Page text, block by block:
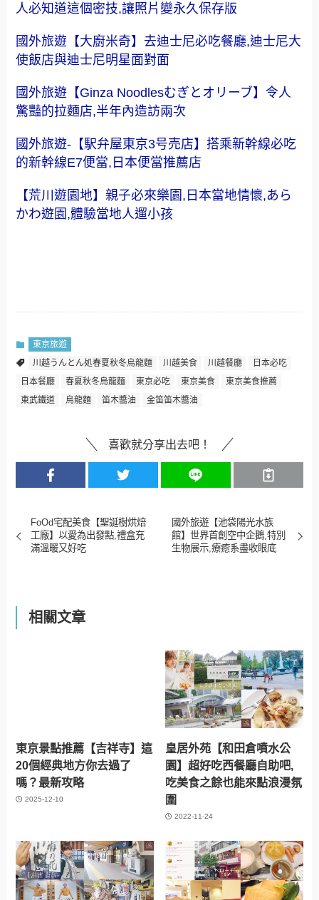
人必知道這個密技,讓照片變永久保存版
國外旅遊【大廚米奇】去迪士尼必吃餐廳,迪士尼大
使飯店與迪士尼明星面對面
國外旅遊【Ginza Noodlesむぎとオリーブ】令人
驚豔的拉麵店,半年內造訪兩次
國外旅遊-【駅弁屋東京3号売店】搭乘新幹線必吃
的新幹線E7便當,日本便當推薦店
【荒川遊園地】親子必來樂園,日本當地情懷,あら
かわ遊園,體驗當地人遛小孩
東京旅遊
川越うんとん処春夏秋冬烏龍麵
川越美食 川越餐廳
日本必吃
日本餐廳
春夏秋冬烏龍麵 東京必吃 東京美食
東京美食推薦
東武鐵道
烏龍麵 笛木醬油 金笛笛木醬油
喜歡就分享出去吧！
FoOd宅配美食【聖誕樹烘焙
工廠】以愛為出發點,禮盒充
滿溫暖又好吃
國外旅遊【池袋陽光水族
館】世界首創空中企鵝,特別
生物展示,療癒系盡收眼底
相關文章
東京景點推薦【吉祥寺】這
20個經典地方你去過了
嗎？最新攻略
2025-12-10
皇居外苑【和田倉噴水公
園】超好吃西餐廳自助吧,
吃美食之餘也能來點浪漫氛
圍
2022-11-24